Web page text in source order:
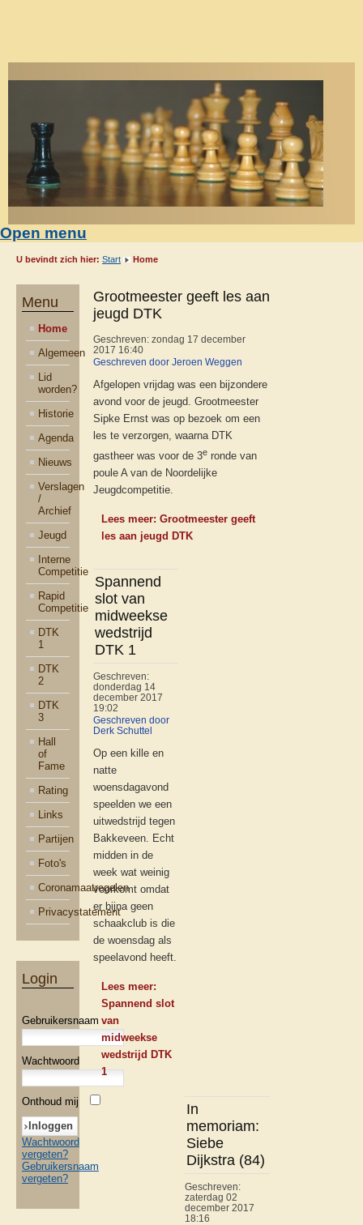
Open menu
U bevindt zich hier: Start Home
Menu
Home
Algemeen
Lid
worden?
Historie
Agenda
Nieuws
Verslagen
/
Archief
Jeugd
Interne
Competitie
Rapid
Competitie
DTK
1
DTK
2
DTK
3
Hall
of
Fame
Rating
Links
Partijen
Foto's
Coronamaatregelen
Privacystatement
Login
Gebruikersnaam
Wachtwoord
Onthoud mij
Wachtwoord
vergeten?
Gebruikersnaam
vergeten?
Grootmeester geeft les aan
jeugd DTK
Geschreven: zondag 17 december
2017 16:40
Geschreven door Jeroen Weggen
Afgelopen vrijdag was een bijzondere
avond voor de jeugd. Grootmeester
Sipke Ernst was op bezoek om een
les te verzorgen, waarna DTK
gastheer was voor de 3eronde van
poule A van de Noordelijke
Jeugdcompetitie.
Lees meer: Grootmeester geeft
les aan jeugd DTK
Spannend
slot van
midweekse
wedstrijd
DTK 1
Geschreven:
donderdag 14
december 2017
19:02
Geschreven door
Derk Schuttel
Op een kille en
natte
woensdagavond
speelden we een
uitwedstrijd tegen
Bakkeveen. Echt
midden in de
week wat weinig
voorkomt omdat
er bijna geen
schaakclub is die
de woensdag als
speelavond heeft.
Lees meer:
Spannend slot
van
midweekse
wedstrijd DTK
1
In
memoriam:
Siebe
Dijkstra (84)
Geschreven:
zaterdag 02
december 2017
18:16